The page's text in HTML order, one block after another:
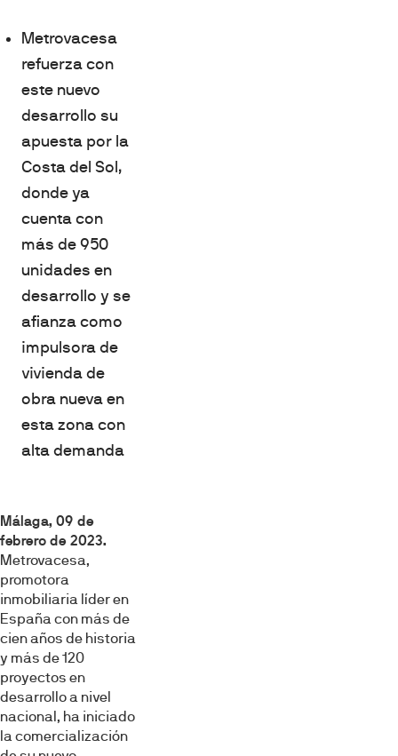
Metrovacesa
refuerza con
este nuevo
desarrollo su
apuesta por la
Costa del Sol,
donde ya
cuenta con
más de 950
unidades en
desarrollo y se
afianza como
impulsora de
vivienda de
obra nueva en
esta zona con
alta demanda
Málaga, 09 de
febrero de 2023.
Metrovacesa,
promotora
inmobiliaria líder en
España con más de
cien años de historia
y más de 120
proyectos en
desarrollo a nivel
nacional, ha iniciado
la comercialización